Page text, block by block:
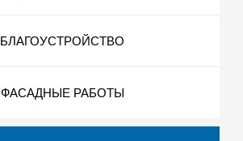
БЛАГОУСТРОЙСТВО
ФАСАДНЫЕ РАБОТЫ